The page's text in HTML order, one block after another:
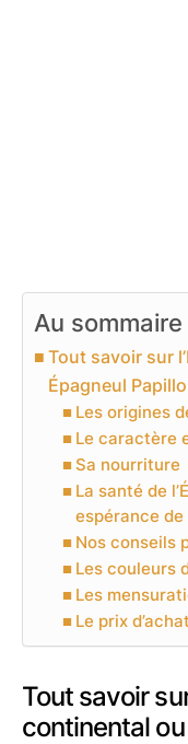
Au sommaire
Tout savoir sur
Épagneul
Les origines
Le caractère
Sa nourriture
La santé de
espérance de
Nos conseils
Les couleurs
Les
Le prix
Tout savoir
continental